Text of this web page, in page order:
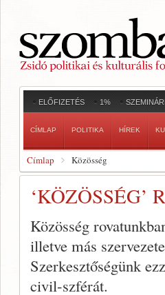
ELŐFIZETÉS 1%
CÍMLAP POLITIKA HÍREK
Címlap Közösség
‘KÖZÖSSÉG’
Közösség
illetve más
Szerkesztőségünk
civil-szférát.